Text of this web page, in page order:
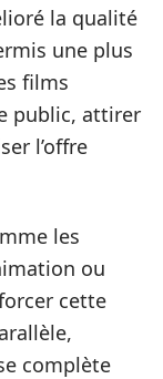
la qualité
une plus
films
public, attirer
l’offre
les
ou
cette
complète